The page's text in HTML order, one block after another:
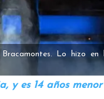
Lo hizo
y es 14 años